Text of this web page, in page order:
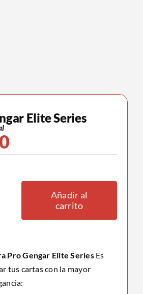
Elite Series
Añadir al
carrito
Pro Gengar Elite SeriesEs
tus cartas con la mayor